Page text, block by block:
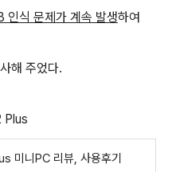
식 문제가 계속 발생하여
해 주었다.
Plus
미니PC 리뷰, 사용후기